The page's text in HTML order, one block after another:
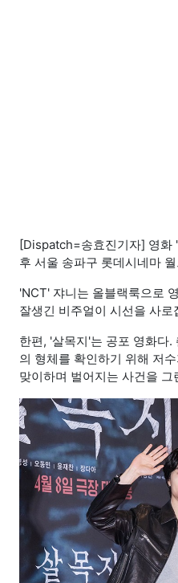
[Dispatch=송효진기자] 영화
후 서울 송파구 롯데시네마
'NCT' 쟈니는 올블랙룩으로
잘생긴 비주얼이 시선을 사로
한편, '살목지'는 공포 영화다
의 형체를 확인하기 위해 저
맞이하며 벌어지는 사건을